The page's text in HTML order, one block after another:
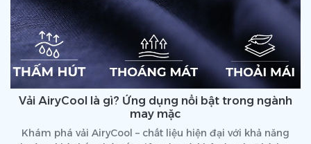
Vải AiryCool là gì? Ứng dụng nổi bật trong ngành
may mặc
Khám phá vải AiryCool – chất liệu hiện đại với khả năng